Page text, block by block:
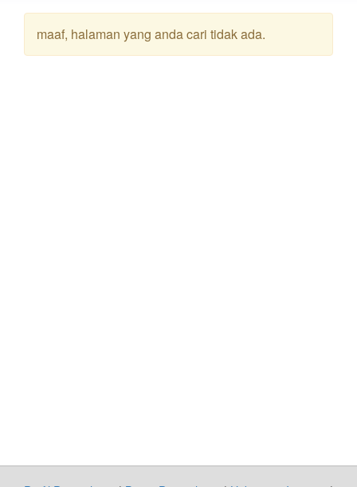
maaf, halaman yang anda cari tidak ada.